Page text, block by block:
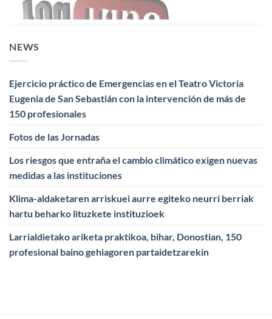
NEWS
Ejercicio práctico de Emergencias en el Teatro Victoria
Eugenia de San Sebastián con la intervención de más de
150 profesionales
Fotos de las Jornadas
Los riesgos que entraña el cambio climático exigen nuevas
medidas a las instituciones
Klima-aldaketaren arriskuei aurre egiteko neurri berriak
hartu beharko lituzkete instituzioek
Larrialdietako ariketa praktikoa, bihar, Donostian, 150
profesional baino gehiagoren partaidetzarekin